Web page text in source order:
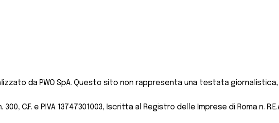
da PWO SpA. Questo sito non rappresenta una testata
C.F. e P.IVA 13747301003, Iscritta al Registro delle Imprese di Roma n.